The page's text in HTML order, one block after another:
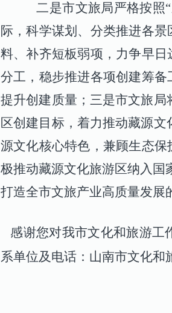
二是市文旅局严格按照
际，科学谋划、分类推进各
料、补齐短板弱项，力争早
分工，稳步推进各项创建筹
提升创建质量； 三是市文旅局
区创建目标，着力推动藏源文
源文化核心特色，兼顾生态
极推动藏源文化旅游区纳入国
打造全市文旅产业高质量发展
感谢您对我市文化和旅游工
系单位及电话：山南市文化和